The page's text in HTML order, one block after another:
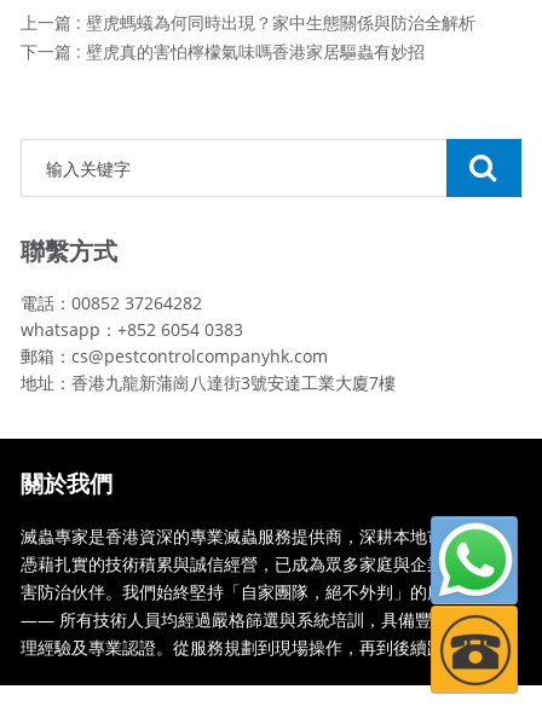
上一篇 : 壁虎螞蟻為何同時出現？家中生態關係與防治全解析
下一篇 : 壁虎真的害怕檸檬氣味嗎香港家居驅蟲有妙招
聯繫方式
電話：00852 37264282
whatsapp：+852 6054 0383
郵箱：cs@pestcontrolcompanyhk.com
地址：香港九龍新蒲崗八達街3號安達工業大廈7樓
關於我們
滅蟲專家是香港資深的專業滅蟲服務提供商，深耕本地市場多年，
憑藉扎實的技術積累與誠信經營，已成為眾多家庭與企業信賴的蟲
害防治伙伴。我們始終堅持「自家團隊，絕不外判」的服務承諾
—— 所有技術人員均經過嚴格篩選與系統培訓，具備豐富的現場處
理經驗及專業認證。從服務規劃到現場操作，再到後續跟蹤，全...